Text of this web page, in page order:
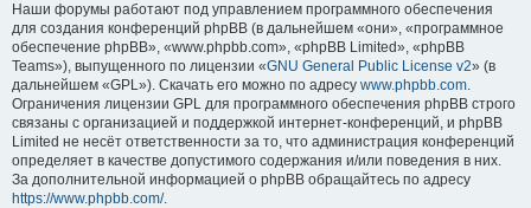
Наши форумы работают под управлением программного обеспечения
для создания конференций phpBB (в дальнейшем «они», «программное
обеспечение phpBB», «www.phpbb.com», «phpBB Limited», «phpBB
Teams»), выпущенного по лицензии «GNU General Public License v2» (в
дальнейшем «GPL»). Скачать его можно по адресу www.phpbb.com.
Ограничения лицензии GPL для программного обеспечения phpBB строго
связаны с организацией и поддержкой интернет-конференций, и phpBB
Limited не несёт ответственности за то, что администрация конференций
определяет в качестве допустимого содержания и/или поведения в них.
За дополнительной информацией о phpBB обращайтесь по адресу
https://www.phpbb.com/.